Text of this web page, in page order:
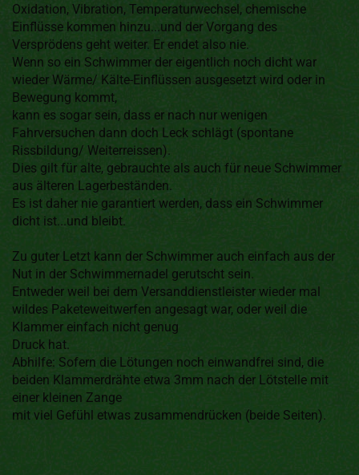
Oxidation, Vibration, Temperaturwechsel, chemische
Einflüsse kommen hinzu...und der Vorgang des
Versprödens geht weiter. Er endet also nie.
Wenn so ein Schwimmer der eigentlich noch dicht war
wieder Wärme/ Kälte-Einflüssen ausgesetzt wird oder in
Bewegung kommt,
kann es sogar sein, dass er nach nur wenigen
Fahrversuchen dann doch Leck schlägt (spontane
Rissbildung/ Weiterreissen).
Dies gilt für alte, gebrauchte als auch für neue Schwimmer
aus älteren Lagerbeständen.
Es ist daher nie garantiert werden, dass ein Schwimmer
dicht ist...und bleibt.
Zu guter Letzt kann der Schwimmer auch einfach aus der
Nut in der Schwimmernadel gerutscht sein.
Entweder weil bei dem Versanddienstleister wieder mal
wildes Paketeweitwerfen angesagt war, oder weil die
Klammer einfach nicht genug
Druck hat.
Abhilfe: Sofern die Lötungen noch einwandfrei sind, die
beiden Klammerdrähte etwa 3mm nach der Lötstelle mit
einer kleinen Zange
mit viel Gefühl etwas zusammendrücken (beide Seiten).